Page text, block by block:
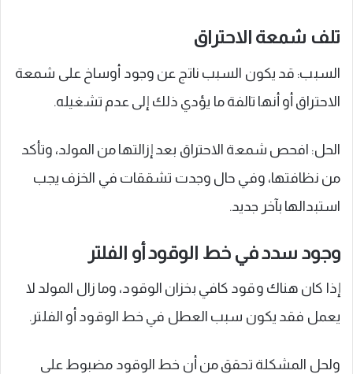
تلف شمعة الاحتراق
السبب: قد يكون السبب ناتج عن وجود أوساخ على شمعة
الاحتراق أو أنها تالفة ما يؤدي ذلك إلى عدم تشغيله.
الحل: افحص شمعة الاحتراق بعد إزالتها من المولد، وتأكد
من نظافتها، وفي حال وجدت تشققات في الخزف يجب
استبدالها بآخر جديد.
وجود سدد في خط الوقود أو الفلتر
إذا كان هناك وقود كافي بخزان الوقود، وما زال المولد لا
يعمل فقد يكون سبب العطل في خط الوقود أو الفلتر.
ولحل المشكلة تحقق من أن خط الوقود مضبوط على